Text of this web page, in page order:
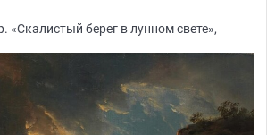
«Скалистый берег в лунном свете»,